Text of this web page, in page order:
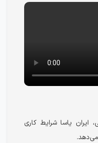
ایران یاسا شرایط کاری
می‌دهد.